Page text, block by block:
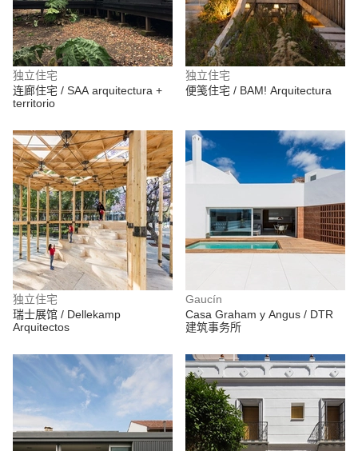
独立住宅
连廊住宅 / SAA arquitectura +
territorio
独立住宅
便笺住宅 / BAM! Arquitectura
独立住宅
瑞士展馆 / Dellekamp
Arquitectos
Gaucín
Casa Graham y Angus / DTR
建筑事务所